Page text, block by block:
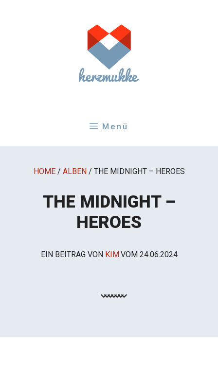
Menü
HOME / ALBEN / THE MIDNIGHT – HEROES
THE MIDNIGHT –
HEROES
EIN BEITRAG VON KIMVOM 24.06.2024